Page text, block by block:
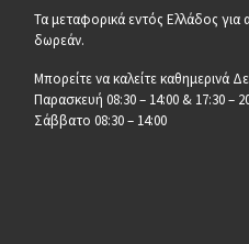
Τα μεταφορικά εντός Ελλάδος για
δωρεάν.
Μπορείτε να καλείτε καθημερινά
Παρασκευή 08:30 – 14:00 & 17:30 –
Σάββατο 08:30 – 14:00